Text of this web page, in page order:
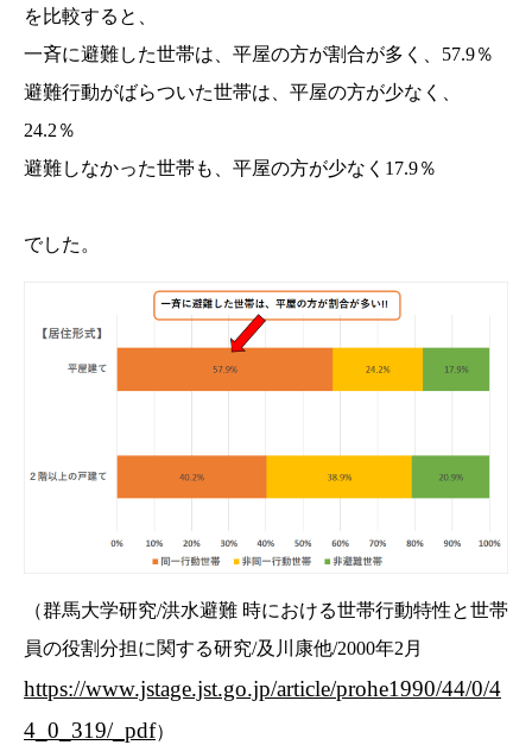
を比較すると、
一斉に避難した世帯は、平屋の方が割合が多く、57.9％
避難行動がばらついた世帯は、平屋の方が少なく、
24.2％
避難しなかった世帯も、平屋の方が少なく17.9％
でした。
（群馬大学研究/洪水避難 時における世帯行動特性と世帯
員の役割分担に関する研究/及川康他/2000年2月
https://www.jstage.jst.go.jp/article/prohe1990/44/0/4
4_0_319/_pdf）